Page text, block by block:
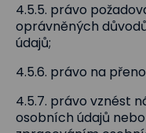
4.5.5. právo
oprávněných
údajů;
4.5.6. právo na
4.5.7. právo vznést
osobních údajů